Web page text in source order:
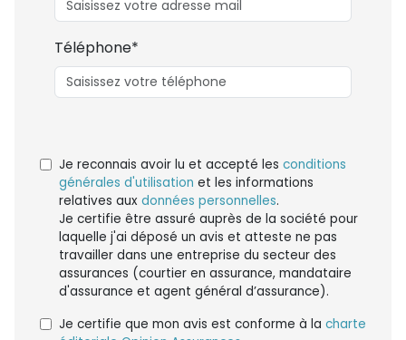
Téléphone*
Je reconnais avoir lu et accepté les conditions
générales d'utilisation et les informations
relatives aux données personnelles.
Je certifie être assuré auprès de la société pour
laquelle j'ai déposé un avis et atteste ne pas
travailler dans une entreprise du secteur des
assurances (courtier en assurance, mandataire
d'assurance et agent général d’assurance).
Je certifie que mon avis est conforme à la charte